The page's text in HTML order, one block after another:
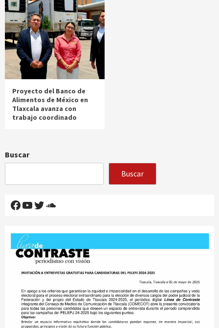
Proyecto del Banco de
Alimentos de México en
Tlaxcala avanza con
trabajo coordinado
Buscar
Buscar
Facebook
YouTube
Twitter
SoundCloud